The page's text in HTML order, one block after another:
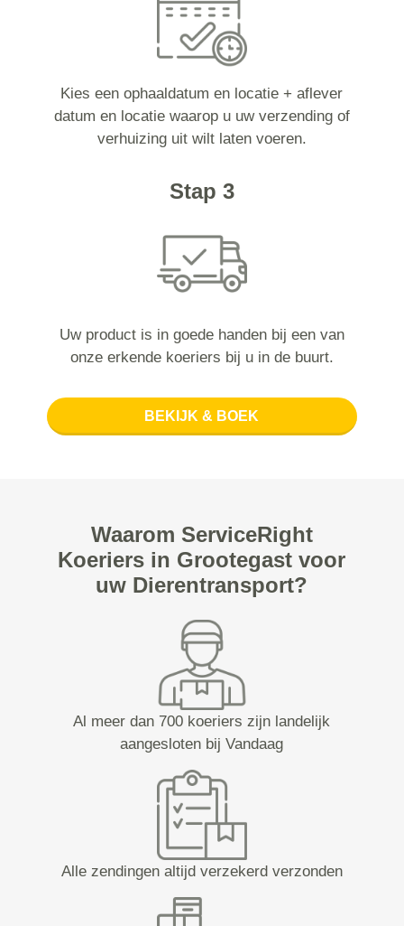
Kies een ophaaldatum en locatie + aflever
datum en locatie waarop u uw verzending of
verhuizing uit wilt laten voeren.
Stap 3
Uw product is in goede handen bij een van
onze erkende koeriers bij u in de buurt.
BEKIJK & BOEK
Waarom ServiceRight
Koeriers in Grootegast voor
uw Dierentransport?
Al meer dan 700 koeriers zijn landelijk
aangesloten bij Vandaag
Alle zendingen altijd verzekerd verzonden